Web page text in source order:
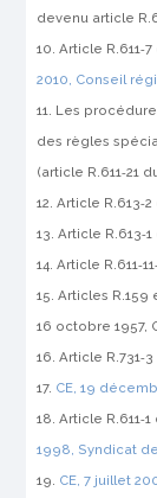
devenu article
Article
2010, Conseil
Les
des règles
(article R.611‑21
Article
Article
Article
Articles R.159
16 octobre 1957,
Article
CE, 19
Article
1998, Syndicat
CE, 7 juillet